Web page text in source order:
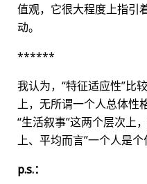
值观，它很大程度上指引
动。
******
我认为，“特征适应性”比
上，无所谓一个人总体性
“生活叙事”这两个层次上
上、平均而言”一个人是个
p.s.：